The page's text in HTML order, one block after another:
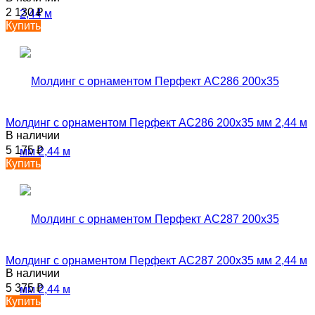
2 130₽
Купить
Молдинг с орнаментом Перфект AC286 200х35 мм 2,44 м
В наличии
5 175₽
Купить
Молдинг с орнаментом Перфект AC287 200х35 мм 2,44 м
В наличии
5 375₽
Купить